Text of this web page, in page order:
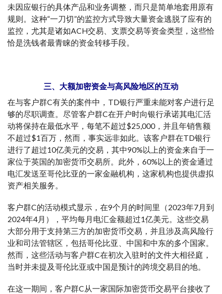
未因应银行的具体产品和业务调整，而只是简单地套用原有
规则。这种“一刀切”的监控方式导致大量资金逃脱了应有的
监控，尤其是诸如ACH交易、支票交易等资金类型，这些恰
恰是洗钱者最青睐的资金转移手段。
三、大额加密资金与高风险地区的互动
在与客户群C有关的案件中，TD银行严重未能对客户进行足
够的尽职调查。尽管客户群C在开户时向银行承诺其电汇活
动将保持在最低水平，每笔不超过$25,000，并且年销售额
不超过$1百万，然而，事实远非如此。该客户群在TD银行
进行了超过10亿美元的交易，其中90%以上的资金来自于一
家位于英国的加密货币交易所。此外，60%以上的资金通过
电汇发送至哥伦比亚的一家金融机构，这家机构也提供虚拟
资产相关服务。
客户群C的活动模式显示，在9个月的时间里（2023年7月到
2024年4月），平均每月电汇金额超过1亿美元。这些交易
大部分用于支持第三方的加密货币交易，并且涉及高风险行
业和司法管辖区，包括哥伦比亚、中国和中东的多个国家。
然而，这些活动与客户群C在初次入驻时的文件大相径庭，
当时并未提及哥伦比亚或中国是预计的跨境交易目的地。
在这一期间，客户群C从一家国际加密货币交易平台接收了